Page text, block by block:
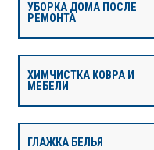
УБОРКА ДОМА ПОСЛЕ
РЕМОНТА
ХИМЧИСТКА КОВРА И
МЕБЕЛИ
ГЛАЖКА БЕЛЬЯ